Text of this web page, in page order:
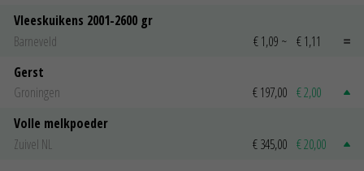
Vleeskuikens 2001-2600 gr
Barneveld
€ 1,09 ~ € 1,11
Gerst
Groningen
€ 197,00 € 2,00
Volle melkpoeder
Zuivel NL
€ 345,00 € 20,00